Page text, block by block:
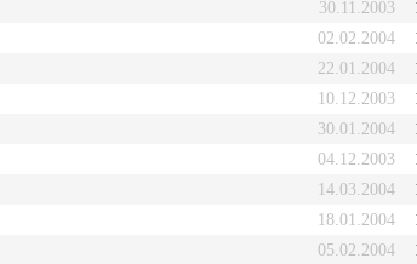
30.11.2003
02.02.2004
22.01.2004
10.12.2003
30.01.2004
04.12.2003
14.03.2004
18.01.2004
05.02.2004